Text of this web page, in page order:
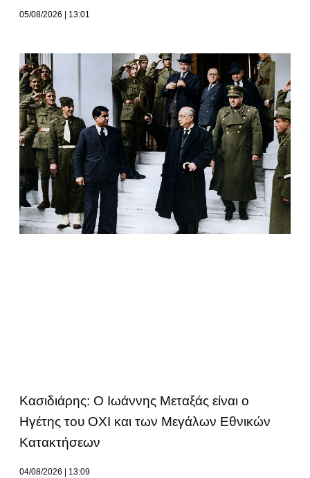
05/08/2026 13:01
Κασιδιάρης: Ο Ιωάννης Μεταξάς είναι ο
Ηγέτης του ΟΧΙ και των Μεγάλων Εθνικών
Κατακτήσεων
04/08/2026 13:09